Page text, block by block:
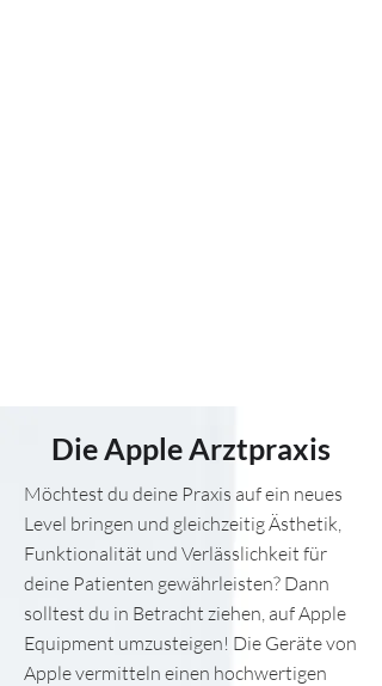
Die Apple Arztpraxis
Möchtest du deine Praxis auf ein neues
Level bringen und gleichzeitig Ästhetik,
Funktionalität und Verlässlichkeit für
deine Patienten gewährleisten? Dann
solltest du in Betracht ziehen, auf Apple
Equipment umzusteigen! Die Geräte von
Apple vermitteln einen hochwertigen